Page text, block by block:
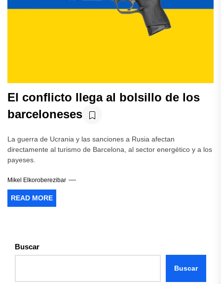
El conflicto llega al bolsillo de los
barceloneses
La guerra de Ucrania y las sanciones a Rusia afectan
directamente al turismo de Barcelona, al sector energético y a los
payeses.
Mikel Elkoroberezibar
READ MORE
Buscar
Buscar